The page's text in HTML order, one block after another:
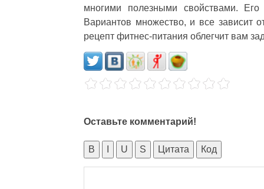
многими полезными свойствами.
Вариантов множество, и все зависит
рецепт фитнес-питания облегчит вам
Оставьте комментарий!
B U S Цитата Код